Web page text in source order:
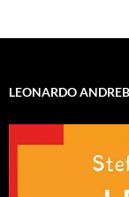
LEONARDO